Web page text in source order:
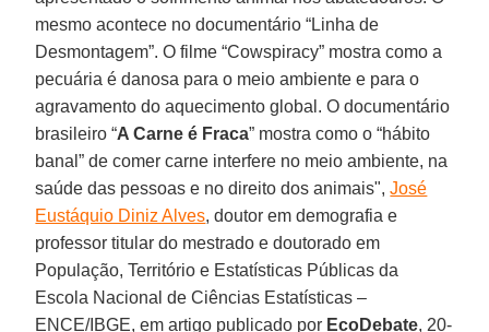
mesmo acontece no documentário “Linha de
Desmontagem”. O filme “Cowspiracy” mostra como a
pecuária é danosa para o meio ambiente e para o
agravamento do aquecimento global. O documentário
brasileiro “A Carne é Fraca” mostra como o “hábito
banal” de comer carne interfere no meio ambiente, na
saúde das pessoas e no direito dos animais",José
Eustáquio Diniz Alves, doutor em demografia e
professor titular do mestrado e doutorado em
População, Território e Estatísticas Públicas da
Escola Nacional de Ciências Estatísticas –
ENCE/IBGE, em artigo publicado por EcoDebate, 20-